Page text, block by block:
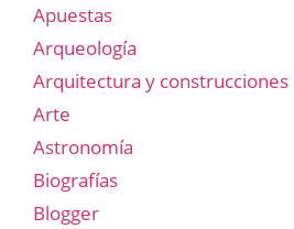
Apuestas
Arqueología
Arquitectura y construcciones
Arte
Astronomía
Biografías
Blogger